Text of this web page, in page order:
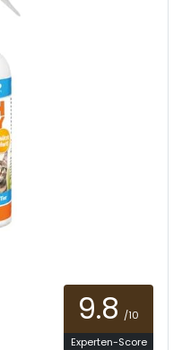
9.8 /10
Experten-Score